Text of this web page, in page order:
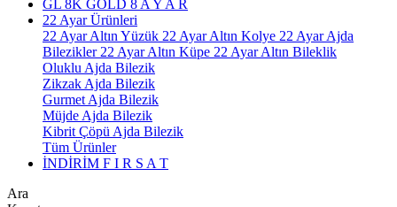
GL 8K GOLD 8 A Y A R
22 Ayar Ürünleri
22 Ayar Altın Yüzük 22 Ayar Altın Kolye 22 Ayar Ajda
Bilezikler 22 Ayar Altın Küpe 22 Ayar Altın Bileklik
Oluklu Ajda Bilezik
Zikzak Ajda Bilezik
Gurmet Ajda Bilezik
Müjde Ajda Bilezik
Kibrit Çöpü Ajda Bilezik
Tüm Ürünler
İNDİRİM F I R S A T
Ara